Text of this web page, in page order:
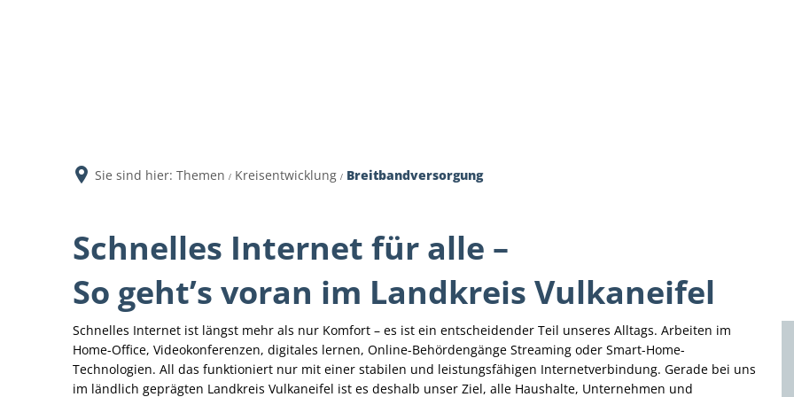
Sie sind hier: Themen Kreisentwicklung Breitbandversorgung
Schnelles Internet für alle –
So geht’s voran im Landkreis Vulkaneifel
Schnelles Internet ist längst mehr als nur Komfort – es ist ein entscheidender Teil unseres Alltags. Arbeiten im
Home-Office, Videokonferenzen, digitales lernen, Online-Behördengänge Streaming oder Smart-Home-
Technologien. All das funktioniert nur mit einer stabilen und leistungsfähigen Internetverbindung. Gerade bei uns
im ländlich geprägten Landkreis Vulkaneifel ist es deshalb unser Ziel, alle Haushalte, Unternehmen und